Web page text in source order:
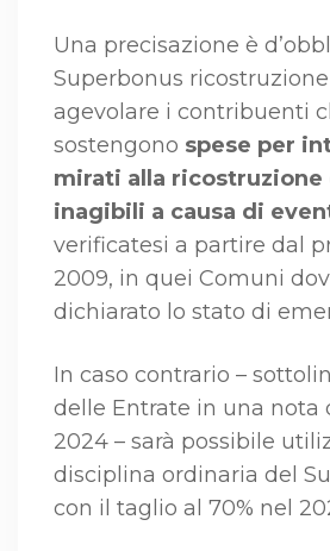
Una precisazione è
Superbonus
agevolare i contribuenti
sostengono spese per
mirati alla
inagibili a causa di
verificatesi a partire dal
2009, in quei Comuni
dichiarato lo stato di
In caso contrario –
delle Entrate in una nota
2024 – sarà possibile
disciplina ordinaria del
con il taglio al 70% nel